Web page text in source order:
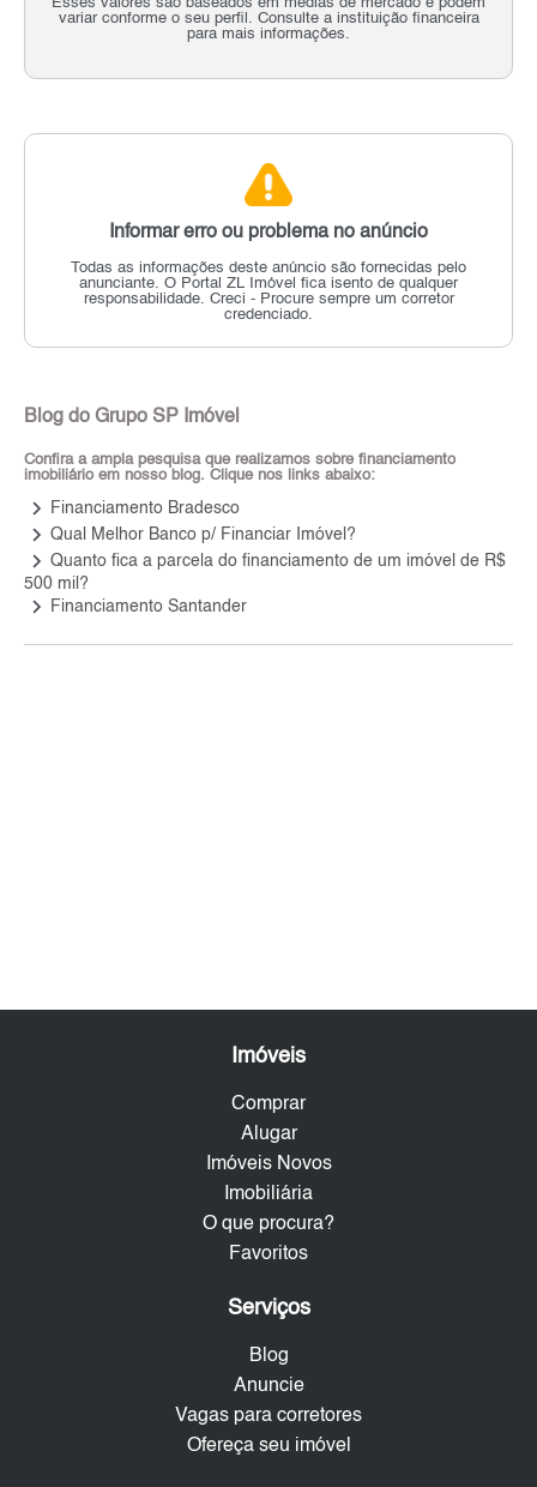
variar conforme o seu perfil. Consulte a instituição financeira
para mais informações.
Informar erro ou problema no anúncio
Todas as informações deste anúncio são fornecidas pelo
anunciante. O Portal ZL Imóvel fica isento de qualquer
responsabilidade. Creci - Procure sempre um corretor
credenciado.
Blog do Grupo SP Imóvel
Confira a ampla pesquisa que realizamos sobre financiamento
imobiliário em nosso blog. Clique nos links abaixo:
keyboard_arrow_right Financiamento Bradesco
keyboard_arrow_right Qual Melhor Banco p/ Financiar Imóvel?
keyboard_arrow_right Quanto fica a parcela do financiamento de um imóvel de R$
500 mil?
keyboard_arrow_right Financiamento Santander
Imóveis
Comprar
Alugar
Imóveis Novos
Imobiliária
O que procura?
Favoritos
Serviços
Blog
Anuncie
Vagas para corretores
Ofereça seu imóvel